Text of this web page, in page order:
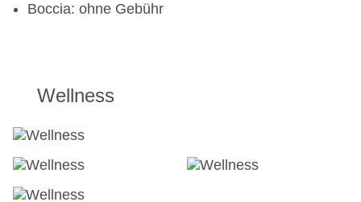
Boccia: ohne Gebühr
Wellness